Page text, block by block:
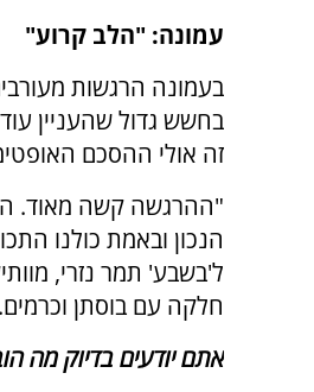
עמונה: "הלב קרוע"
בעמונה הרגשות
בחשש גדול שהעניין
זה אולי ההסכם
"ההרגשה קשה מאוד.
הנכון ובאמת כולנו
חלקה עם בוסתן וכרמים.
אתם יודעים בדיוק מה